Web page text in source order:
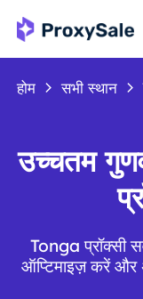
होम सभी स्थान
उच्चतम
Tonga प्रॉक्सी
ऑप्टिमाइज़ करें और